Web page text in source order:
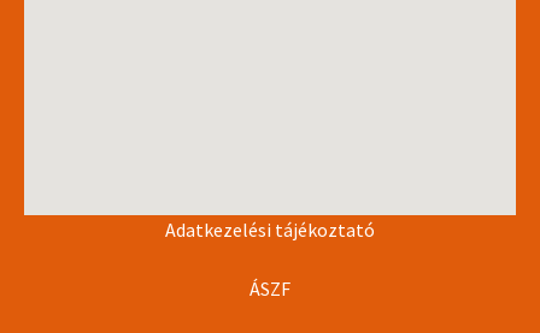
Adatkezelési tájékoztató
ÁSZF